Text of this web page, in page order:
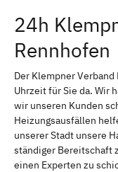
24h
Rennhofen
Der Klempner
Uhrzeit für Sie da. Wir
wir unseren Kunden
Heizungsausfällen
unserer Stadt unsere
ständiger Bereitschaft
einen Experten zu